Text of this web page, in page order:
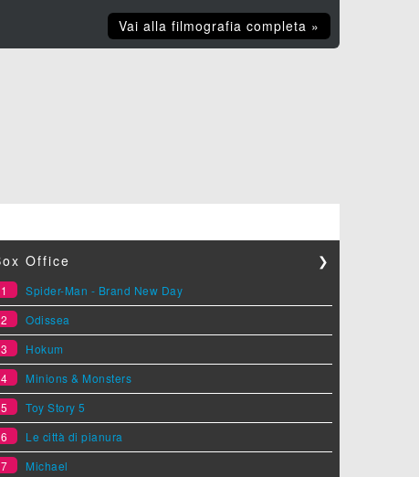
Vai alla filmografia completa »
Office ❯
1
Spider-Man - Brand New Day
2
Odissea
3
Hokum
4
Minions & Monsters
5
Toy Story 5
6
Le città di pianura
7
Michael